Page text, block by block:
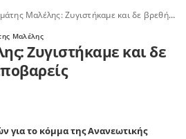
Μαλέλης: Ζυγιστήκαμε και δε βρεθήκαμε ελλιποβαρείς
Μαλέλης
Ζυγιστήκαμε και δε
για το κόμμα της Ανανεωτικής